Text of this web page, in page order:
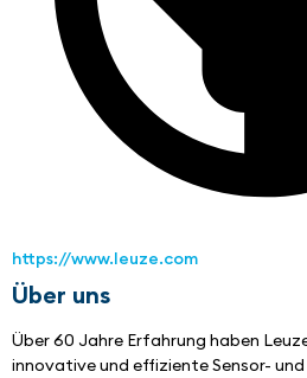
https://www.leuze.com
Über uns
Über 60 Jahre Erfahrung haben
innovative und effiziente Sensor-